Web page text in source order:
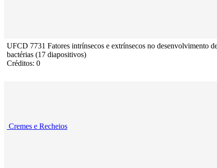
UFCD 7731 Fatores intrínsecos e extrínsecos no desenvolvimento
bactérias (17 diapositivos)
Créditos: 0
Cremes e Recheios